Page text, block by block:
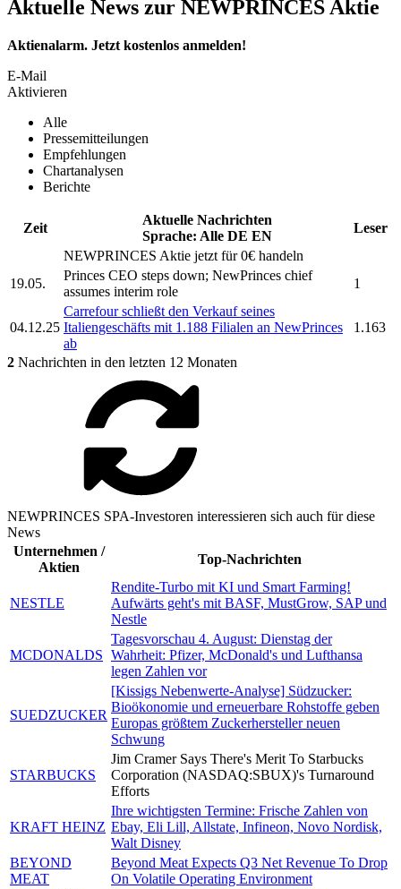
Aktuelle News zur NEWPRINCES Aktie
Aktienalarm. Jetzt kostenlos anmelden!
E-Mail
Aktivieren
Alle
Pressemitteilungen
Empfehlungen
Chartanalysen
Berichte
Zeit
Aktuelle Nachrichten
Sprache: Alle DE EN
Leser
NEWPRINCES Aktie jetzt für 0€ handeln
19.05.
Princes CEO steps down; NewPrinces chief
assumes interim role
1
04.12.25
Carrefour schließt den Verkauf seines
Italiengeschäfts mit 1.188 Filialen an NewPrinces
ab
1.163
2 Nachrichten in den letzten 12 Monaten
NEWPRINCES SPA-Investoren interessieren sich auch für diese
News
Unternehmen /
Aktien
Top-Nachrichten
NESTLE
Rendite-Turbo mit KI und Smart Farming!
Aufwärts geht's mit BASF, MustGrow, SAP und
Nestle
MCDONALDS
Tagesvorschau 4. August: Dienstag der
Wahrheit: Pfizer, McDonald's und Lufthansa
legen Zahlen vor
SUEDZUCKER
[Kissigs Nebenwerte-Analyse] Südzucker:
Bioökonomie und erneuerbare Rohstoffe geben
Europas größtem Zuckerhersteller neuen
Schwung
STARBUCKS
Jim Cramer Says There's Merit To Starbucks
Corporation (NASDAQ:SBUX)'s Turnaround
Efforts
KRAFT HEINZ
Ihre wichtigsten Termine: Frische Zahlen von
Ebay, Eli Lill, Allstate, Infineon, Novo Nordisk,
Walt Disney
BEYOND
MEAT
Beyond Meat Expects Q3 Net Revenue To Drop
On Volatile Operating Environment